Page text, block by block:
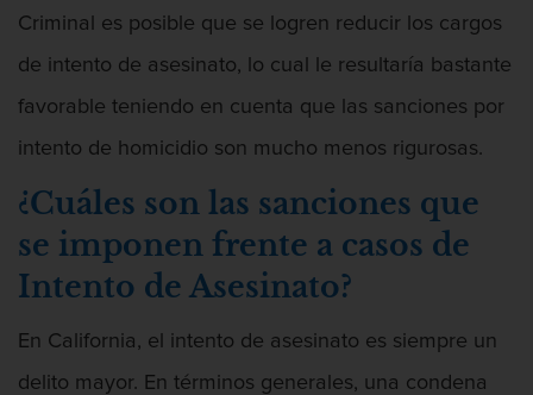
Contacto
Criminal es posible que se logren reducir los cargos
de intento de asesinato, lo cual le resultaría bastante
favorable teniendo en cuenta que las sanciones por
intento de homicidio son mucho menos rigurosas.
¿Cuáles son las sanciones que
se imponen frente a casos de
Intento de Asesinato?
En California, el intento de asesinato es siempre un
delito mayor. En términos generales, una condena